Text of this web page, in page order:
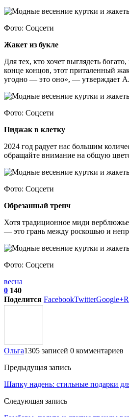
Фото: Соцсети
Жакет из букле
Для тех, кто хочет выглядеть
конце концов, этот приталенный
угодно — это оно», — утверждает
Фото: Соцсети
Пиджак в клетку
2024 год радует нас большим
обращайте внимание на общую
Фото: Соцсети
Обрезанный тренч
Хотя традиционное миди
— это грань между роскошью и
Фото: Соцсети
весна
0 140
Поделится FacebookTwitterGoogle+
Ольга1305 записей 0 комментариев
Предыдущая запись
Шапку надень: стильные подарки
Следующая запись